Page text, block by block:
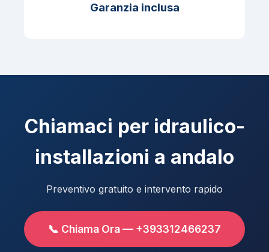
Garanzia inclusa
Chiamaci per idraulico-
installazioni a andalo
Preventivo gratuito e intervento rapido
📞 Chiama Ora — +393312466237